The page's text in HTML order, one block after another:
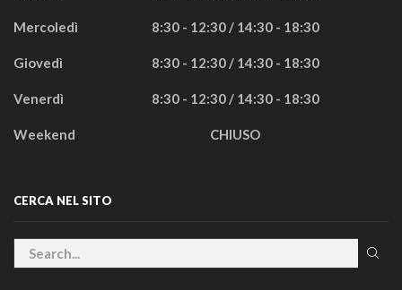
Mercoledì 8:30 - 12:30 / 14:30 - 18:30
Giovedì 8:30 - 12:30 / 14:30 - 18:30
Venerdì 8:30 - 12:30 / 14:30 - 18:30
Weekend CHIUSO
CERCA NEL SITO